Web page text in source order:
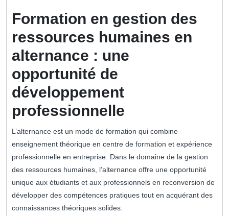
Formation en gestion des
ressources humaines en
alternance : une
opportunité de
développement
professionnelle
L’alternance est un mode de formation qui combine
enseignement théorique en centre de formation et expérience
professionnelle en entreprise. Dans le domaine de la gestion
des ressources humaines, l’alternance offre une opportunité
unique aux étudiants et aux professionnels en reconversion de
développer des compétences pratiques tout en acquérant des
connaissances théoriques solides.